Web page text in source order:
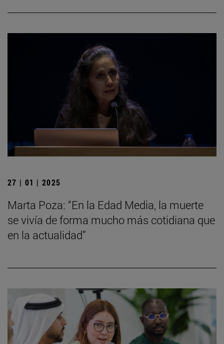
27 | 01 | 2025
Marta Poza: “En la Edad Media, la muerte
se vivía de forma mucho más cotidiana que
en la actualidad”